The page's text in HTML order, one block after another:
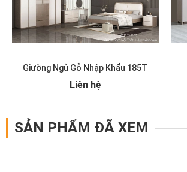
Giường Ngủ Gỗ Nhập Khẩu 185T
Liên hệ
SẢN PHẨM ĐÃ XEM